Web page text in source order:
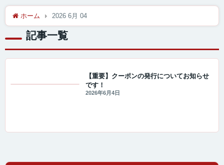
ホーム 2026 6月 04
記事一覧
【重要】クーポンの発行についてお知らせ
です！
2026年6月4日